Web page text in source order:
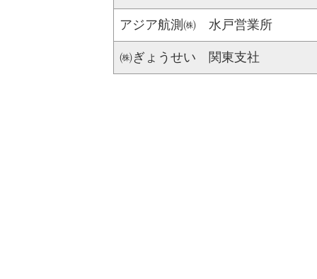
アジア航測㈱ 水戸営業所
㈱ぎょうせい 関東支社